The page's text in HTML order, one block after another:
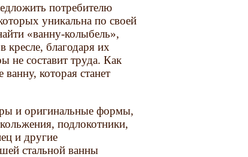
потребителю
уникальна по своей
«ванну-колыбель»,
кресле, благодаря их
не составит труда. Как
которая станет
и оригинальные формы,
подлокотники,
и другие
стальной ванны